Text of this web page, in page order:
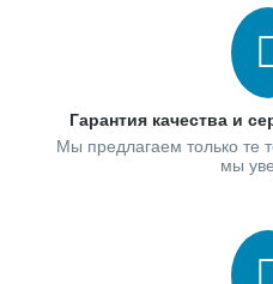
Гарантия качества и
Мы предлагаем только те
мы